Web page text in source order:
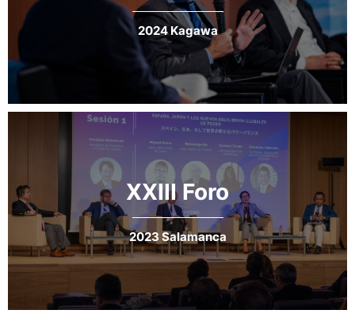
2024 Kagawa
XXIII Foro
2023 Salamanca